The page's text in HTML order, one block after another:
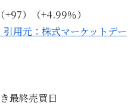
）（+4.99％）
用元：株式マーケットデー
最終売買日